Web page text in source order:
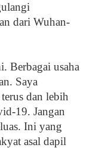
dari Wuhan-
Berbagai usaha
Saya
dan lebih
19. Jangan
Ini yang
asal dapil